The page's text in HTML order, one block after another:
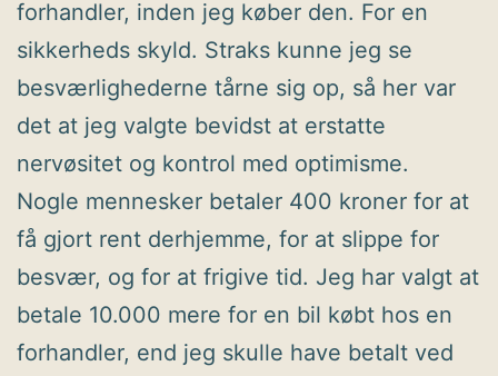
forhandler, inden jeg køber den. For en
sikkerheds skyld. Straks kunne jeg se
besværlighederne tårne sig op, så her var
det at jeg valgte bevidst at erstatte
nervøsitet og kontrol med optimisme.
Nogle mennesker betaler 400 kroner for at
få gjort rent derhjemme, for at slippe for
besvær, og for at frigive tid. Jeg har valgt at
betale 10.000 mere for en bil købt hos en
forhandler, end jeg skulle have betalt ved